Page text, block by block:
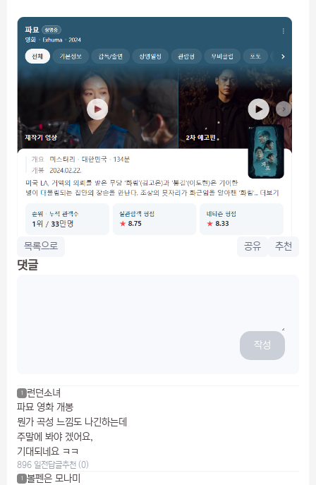
목록으로 공유 추천
댓글
작성
1
런던소녀
파묘 영화 개봉
뭔가 곡성 느낌도 나긴하는데
주말에 봐야 겠어요,
기대되네요 ㅋㅋ
896 일전답글추천 (0)
1
볼펜은 모나미